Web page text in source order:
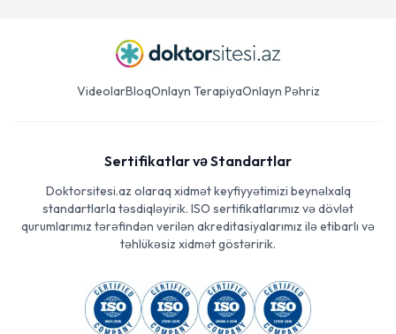
VideolarBloqOnlayn TerapiyaOnlayn Pəhriz
Sertifikatlar və Standartlar
Doktorsitesi.az olaraq xidmət keyfiyyətimizi beynəlxalq
standartlarla təsdiqləyirik. ISO sertifikatlarımız və dövlət
qurumlarımız tərəfindən verilən akreditasiyalarımız ilə etibarlı və
təhlükəsiz xidmət göstəririk.